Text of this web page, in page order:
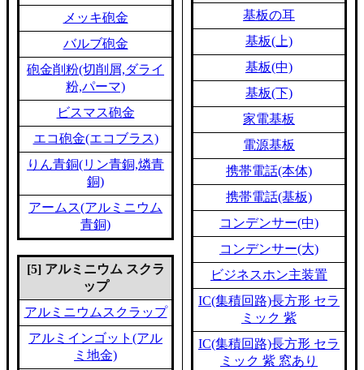
メッキ砲金
バルブ砲金
砲金削粉(切削屑,ダライ
粉,パーマ)
ビスマス砲金
エコ砲金(エコブラス)
りん青銅(リン青銅,燐青
銅)
アームス(アルミニウム
青銅)
[5] アルミニウム スクラ
ップ
アルミニウムスクラップ
アルミインゴット(アル
ミ地金)
基板の耳
基板(上)
基板(中)
基板(下)
家電基板
電源基板
携帯電話(本体)
携帯電話(基板)
コンデンサー(中)
コンデンサー(大)
ビジネスホン主装置
IC(集積回路)長方形 セラ
ミック 紫
IC(集積回路)長方形 セラ
ミック 紫 窓あり